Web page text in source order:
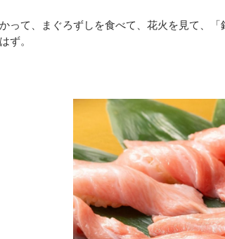
って、まぐろずしを食べて、花火を見て、
ず。